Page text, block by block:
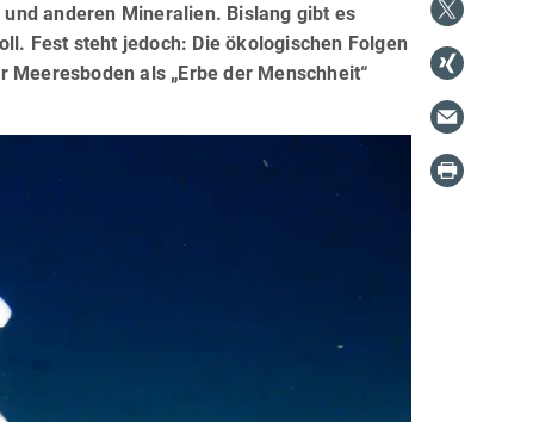
anderen Mineralien. Bislang gibt es
Fest steht jedoch: Die ökologischen Folgen
als „Erbe der Menschheit“